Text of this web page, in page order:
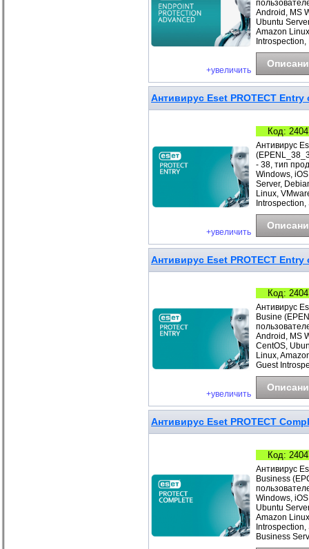
+увеличить
Android, MS
Ubuntu
Amazon
Антивирус Eset PROTECT
+увеличить
Код:
Антивирус
- 38, тип
Windows,
Server,
Linux,
Антивирус Eset PROTECT
+увеличить
Код:
Антивирус
Busine
Android, MS
CentOS,
Linux,
Guest
Антивирус Eset PROTECT
Код:
Антивирус
Business
Windows,
Ubuntu
Amazon
Business